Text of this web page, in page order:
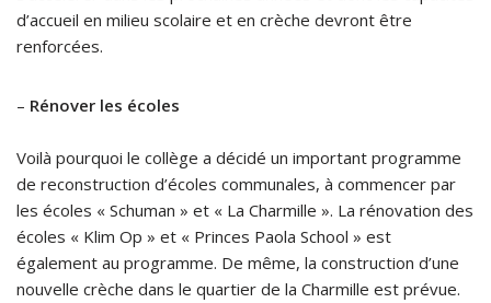
d’accueil en milieu scolaire et en crèche devront être
renforcées.
– Rénover les écoles
Voilà pourquoi le collège a décidé un important programme
de reconstruction d’écoles communales, à commencer par
les écoles « Schuman » et « La Charmille ». La rénovation des
écoles « Klim Op » et « Princes Paola School » est
également au programme. De même, la construction d’une
nouvelle crèche dans le quartier de la Charmille est prévue.